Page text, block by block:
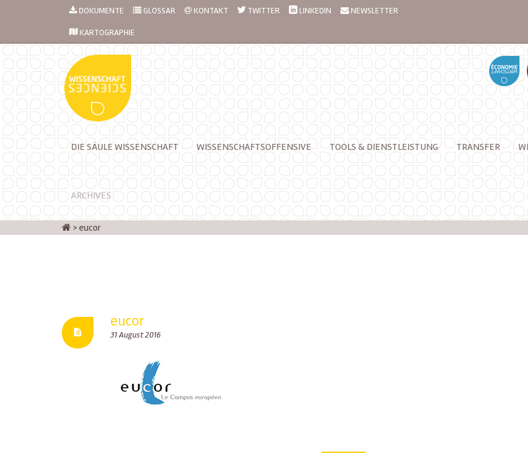
DOKUMENTE GLOSSAR KONTAKT TWITTER LINKEDIN NEWSLETTER
KARTOGRAPHIE
DIE SÄULE WISSENSCHAFT WISSENSCHAFTSOFFENSIVE TOOLS & DIENSTLEISTUNG TRANSFER
ARCHIVES
>eucor
eucor
31 August 2016